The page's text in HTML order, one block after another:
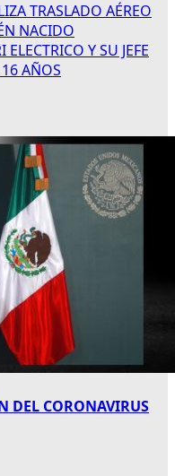
TRASLADO AÉREO
NACIDO
ELECTRICO Y SU JEFE
AÑOS
DEL CORONAVIRUS